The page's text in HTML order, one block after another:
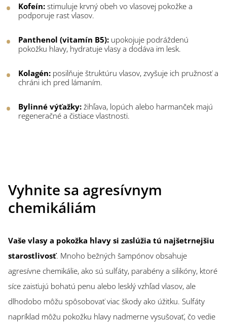
Kofeín: stimuluje krvný obeh vo vlasovej pokožke a
podporuje rast vlasov.
Panthenol (vitamín B5): upokojuje podráždenú
pokožku hlavy, hydratuje vlasy a dodáva im lesk.
Kolagén: posilňuje štruktúru vlasov, zvyšuje ich pružnosť a
chráni ich pred lámaním.
Bylinné výťažky: žihľava, lopúch alebo harmanček majú
regeneračné a čistiace vlastnosti.
Vyhnite sa agresívnym
chemikáliám
Vaše vlasy a pokožka hlavy si zaslúžia tú najšetrnejšiu
starostlivosť. Mnoho bežných šampónov obsahuje
agresívne chemikálie, ako sú sulfáty, parabény a silikóny, ktoré
síce zaisťujú bohatú penu alebo lesklý vzhľad vlasov, ale
dlhodobo môžu spôsobovať viac škody ako úžitku. Sulfáty
napríklad môžu pokožku hlavy nadmerne vysušovať, čo vedie